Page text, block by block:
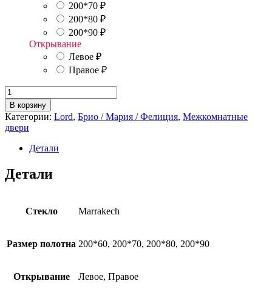
200*70 ₽
200*80 ₽
200*90 ₽
Открывание
Левое ₽
Правое ₽
Количество
товара
Марокко
3стекло
Marrakech
В корзину
Категории: Lord, Брио / Мария / Фелиция, Межкомнатные
двери
Детали
Детали
Стекло Marrakech
Размер полотна 200*60, 200*70, 200*80, 200*90
Открывание Левое, Правое